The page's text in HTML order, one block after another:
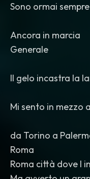
Sono ormai
Ancora in marcia
Generale
Il gelo incastra la
Mi sento in mezzo
da Torino a
Roma
Roma città dove l